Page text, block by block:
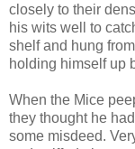
closely to their
his wits well to
shelf and hung
holding himself up
When the Mice
they thought he
some misdeed.